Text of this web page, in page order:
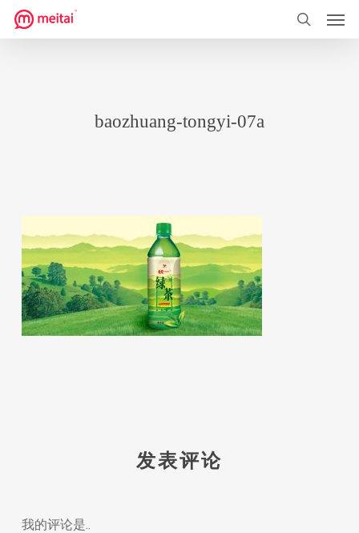
到
搜索
baozhuang-tongyi-07a
发表评论
我的评论是..